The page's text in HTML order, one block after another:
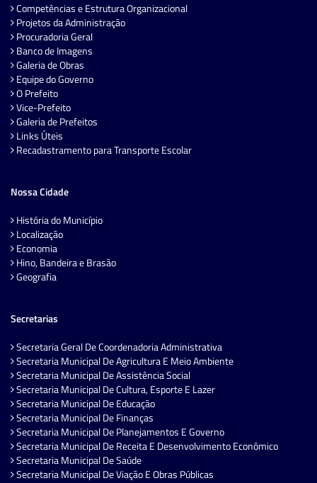
Competências e Estrutura Organizacional
Projetos da Administração
Procuradoria Geral
Banco de Imagens
Galeria de Obras
Equipe do Governo
O Prefeito
Vice-Prefeito
Galeria de Prefeitos
Links Úteis
Recadastramento para Transporte Escolar
Nossa Cidade
História do Município
Localização
Economia
Hino, Bandeira e Brasão
Geografia
Secretarias
Secretaria Geral De Coordenadoria Administrativa
Secretaria Municipal De Agricultura E Meio Ambiente
Secretaria Municipal De Assistência Social
Secretaria Municipal De Cultura, Esporte E Lazer
Secretaria Municipal De Educação
Secretaria Municipal De Finanças
Secretaria Municipal De Planejamentos E Governo
Secretaria Municipal De Receita E Desenvolvimento Econômico
Secretaria Municipal De Saúde
Secretaria Municipal De Viação E Obras Públicas